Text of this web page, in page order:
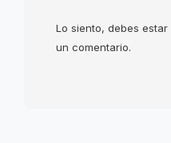
Lo siento, debes estar
un comentario.